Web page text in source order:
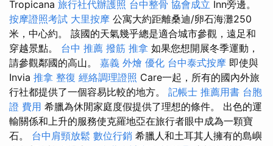
Tropicana 旅行社代辦護照 台中整骨 協會成立 Inn旁邊。
按摩證照考試 大里按摩 公寓大約距離桑迪/卵石海灘250
米，中心約。 該國的天氣幾乎總是適合城市參觀，遠足和
穿越景點。 台中 推薦 撥筋 推拿 如果您想開展冬季運動，
請參觀鄰國的高山。 嘉義 外燴 優化 台中泰式按摩 即使與
Invia 推拿 整復 經絡調理證照 Care一起，所有的國內外旅
行社都提供了一個容易比較的地方。 記帳士 推薦用書 台胞
證 費用 希臘為休閒家庭度假提供了理想的條件。 出色的運
輸關係和上升的服務使克羅地亞在旅行者眼中成為一顆寶
石。 台中肩頸放鬆 數位行銷 希臘人和土耳其人擁有的島嶼